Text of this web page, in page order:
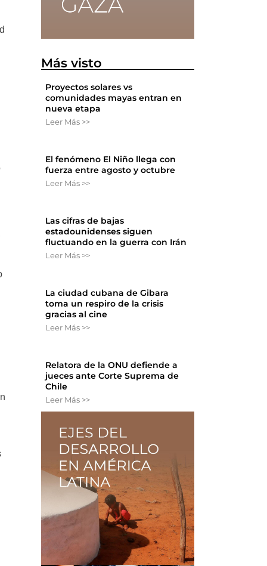
Más visto
Proyectos solares vs
comunidades mayas entran en
nueva etapa
Leer Más >>
El fenómeno El Niño llega con
fuerza entre agosto y octubre
Leer Más >>
Las cifras de bajas
estadounidenses siguen
fluctuando en la guerra con Irán
Leer Más >>
La ciudad cubana de Gibara
toma un respiro de la crisis
gracias al cine
Leer Más >>
Relatora de la ONU defiende a
jueces ante Corte Suprema de
Chile
Leer Más >>